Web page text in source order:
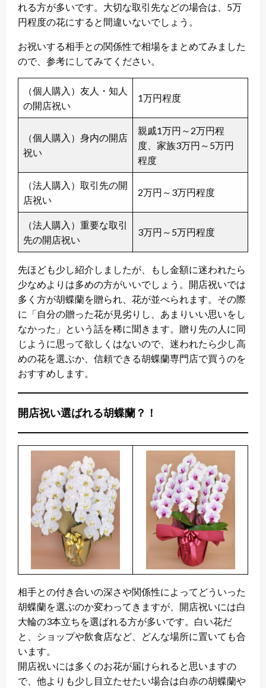
れる方が多いです。大切な取引先などの場合は、5万
円程度の花にすると間違いないでしょう。
お祝いする相手との関係性で相場をまとめてみました
ので、参考にしてみてください。
（個人購入）友人・知人
の開店祝い
1万円程度
（個人購入）身内の開店
祝い
親戚1万円～2万円程
度、家族3万円～5万円
程度
（法人購入）取引先の開
店祝い
2万円～3万円程度
（法人購入）重要な取引
先の開店祝い
3万円～5万円程度
先ほども少し紹介しましたが、もし金額に迷われたら
少なめよりは多めの方がいいでしょう。開店祝いでは
多く方が胡蝶蘭を贈られ、花が並べられます。その際
に「自分の贈った花が見劣りし、あまりいい思いをし
なかった」という話を稀に聞きます。贈り先の人に同
じように思って欲しくはないので、迷われたら少し高
めの花を選ぶか、信頼できる胡蝶蘭専門店で買うのを
おすすめします。
開店祝い選ばれる胡蝶蘭？！
相手との付き合いの深さや関係性によってどういった
胡蝶蘭を選ぶのか変わってきますが、開店祝いには白
大輪の3本立ちを選ばれる方が多いです。白い花だ
と、ショップや飲食店など、どんな場所に置いても合
います。
開店祝いには多くのお花が届けられると思いますの
で、他よりも少し目立たせたい場合は白赤の胡蝶蘭や